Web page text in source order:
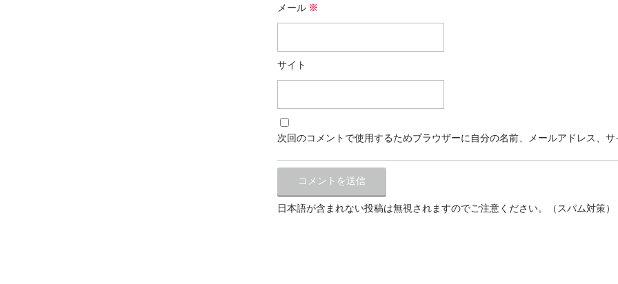
メール ※
サイト
次回のコメントで使用するためブラウザーに自分の名前、メールアドレス、
日本語が含まれない投稿は無視されますのでご注意ください。（スパム対策）